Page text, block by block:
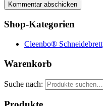
Shop-Kategorien
Cleenbo® Schneidebrett
Warenkorb
Suche nach: